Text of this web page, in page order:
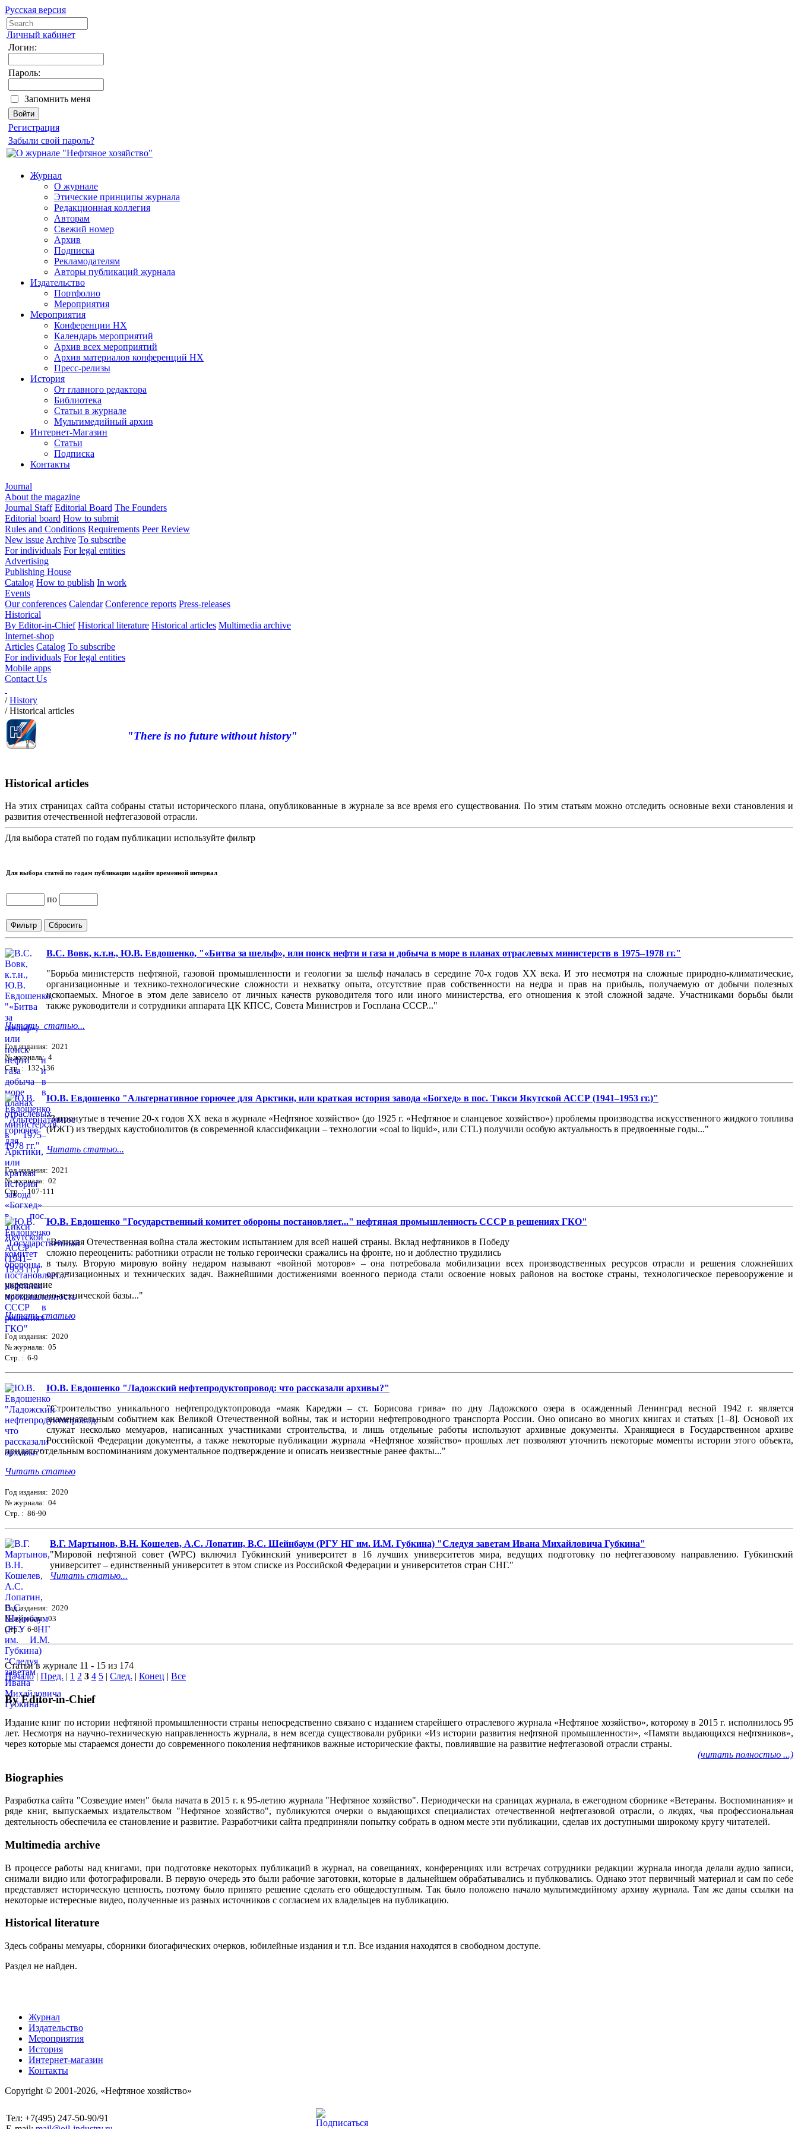
Русская версия
Личный кабинет
Логин:
Пароль:
Запомнить меня
Регистрация
Забыли свой пароль?
Журнал
О журнале
Этические принципы журнала
Редакционная коллегия
Авторам
Свежий номер
Архив
Подписка
Рекламодателям
Авторы публикаций журнала
Издательство
Портфолио
Мероприятия
Мероприятия
Конференции НХ
Календарь мероприятий
Архив всех мероприятий
Архив материалов конференций НХ
Пресс-релизы
История
От главного редактора
Библиотека
Статьи в журнале
Мультимедийный архив
Интернет-Магазин
Статьи
Подписка
Контакты
Journal
About the magazine
Journal Staff Editorial Board The Founders
Editorial board How to submit
Rules and Conditions Requirements Peer Review
New issue Archive To subscribe
For individuals For legal entities
Advertising
Publishing House
Catalog How to publish In work
Events
Our conferences Calendar Conference reports Press-releases
Historical
By Editor-in-Chief Historical literature Historical articles Multimedia archive
Internet-shop
Articles Catalog To subscribe
For individuals For legal entities
Mobile apps
Contact Us
/History
/Historical articles
"There is no future without history"
Historical articles
На этих страницах сайта собраны статьи исторического плана, опубликованные в журнале за все время его существования. По этим статьям можно отследить основные вехи становления и
развития отечественной нефтегазовой отрасли.
Для выбора статей по годам публикации используйте фильтр
Для выбора статей по годам публикации задайте временной интервал
по
В.С. Вовк, к.т.н., Ю.В. Евдошенко, "«Битва за шельф», или поиск нефти и газа и добыча в море в планах отраслевых министерств в 1975–1978 гг."
"Борьба министерств нефтяной, газовой промышленности и геологии за шельф началась в середине 70-х годов XX века. И это несмотря на сложные природно-климатические,
организационные и технико-технологические сложности и нехватку опыта, отсутствие прав собственности на недра и прав на прибыль, получаемую от добычи полезных
ископаемых. Многое в этом деле зависело от личных качеств руководителя того или иного министерства, его отношения к этой сложной задаче. Участниками борьбы были
также руководители и сотрудники аппарата ЦК КПСС, Совета Министров и Госплана СССР..."
Читать статью...
Год издания: 2021
№ журнала: 4
Стр. : 132-136
Ю.В. Евдошенко "Альтернативное горючее для Арктики, или краткая история завода «Богхед» в пос. Тикси Якутской АССР (1941–1953 гг.)"
"Затронутые в течение 20-х годов XX века в журнале «Нефтяное хозяйство» (до 1925 г. «Нефтяное и сланцевое хозяйство») проблемы производства искусственного жидкого топлива
(ИЖТ) из твердых каустобиолитов (в современной классификации – технологии «coal to liquid», или CTL) получили особую актуальность в предвоенные годы..."
Читать статью...
Год издания: 2021
№ журнала: 02
Стр. : 107-111
Ю.В. Евдошенко "Государственный комитет обороны постановляет..." нефтяная промышленность СССР в решениях ГКО"
"Великая Отечественная война стала жестоким испытанием для всей нашей страны. Вклад нефтяников в Победу
сложно переоценить: работники отрасли не только героически сражались на фронте, но и доблестно трудились
в тылу. Вторую мировую войну недаром называют «войной моторов» – она потребовала мобилизации всех производственных ресурсов отрасли и решения сложнейших
организационных и технических задач. Важнейшими достижениями военного периода стали освоение новых районов на востоке страны, технологическое перевооружение и
укрепление
материально-технической базы..."
Читать статью
Год издания: 2020
№ журнала: 05
Стр. : 6-9
Ю.В. Евдошенко "Ладожский нефтепродуктопровод: что рассказали архивы?"
"Строительство уникального нефтепродуктопровода «маяк Кареджи – ст. Борисова грива» по дну Ладожского озера в осажденный Ленинград весной 1942 г. является
знаменательным событием как Великой Отечественной войны, так и истории нефтепроводного транспорта России. Оно описано во многих книгах и статьях [1–8]. Основой их
служат несколько мемуаров, написанных участниками строительства, и лишь отдельные работы используют архивные документы. Хранящиеся в Государственном архиве
Российской Федерации документы, а также некоторые публикации журнала «Нефтяное хозяйство» прошлых лет позволяют уточнить некоторые моменты истории этого объекта,
придать отдельным воспоминаниям документальное подтверждение и описать неизвестные ранее факты..."
Читать статью
Год издания: 2020
№ журнала: 04
Стр. : 86-90
В.Г. Мартынов, В.Н. Кошелев, А.С. Лопатин, В.С. Шейнбаум (РГУ НГ им. И.М. Губкина) "Следуя заветам Ивана Михайловича Губкина"
"Мировой нефтяной совет (WPC) включил Губкинский университет в 16 лучших университетов мира, ведущих подготовку по нефтегазовому направлению. Губкинский
университет – единственный университет в этом списке из Российской Федерации и университетов стран СНГ."
Читать статью...
Год издания: 2020
№ журнала: 03
Стр. : 6-8
Статьи в журнале 11 - 15 из 174
Начало| Пред. | 1 2 3 4 5 | След. | Конец | Все
By Editor-in-Chief
Издание книг по истории нефтяной промышленности страны непосредственно связано с изданием старейшего отраслевого журнала «Нефтяное хозяйство», которому в 2015 г. исполнилось 95
лет. Несмотря на научно-техническую направленность журнала, в нем всегда существовали рубрики «Из истории развития нефтяной промышленности», «Памяти выдающихся нефтяников»,
через которые мы стараемся донести до современного поколения нефтяников важные исторические факты, повлиявшие на развитие нефтегазовой отрасли страны.
(читать полностью ...)
Biographies
Разработка сайта "Созвездие имен" была начата в 2015 г. к 95-летию журнала "Нефтяное хозяйство". Периодически на сраницах журнала, в ежегодном сборнике «Ветераны. Воспоминания» и
ряде книг, выпускаемых издательством "Нефтяное хозяйство", публикуются очерки о выдающихся специалистах отечественной нефтегазовой отрасли, о людях, чья профессиональная
деятельность обеспечила ее становление и развитие. Разработчики сайта предприняли попытку собрать в одном месте эти публикации, сделав их доступными широкому кругу читателей.
Multimedia archive
В процессе работы над книгами, при подготовке некоторых публикаций в журнал, на совещаниях, конференциях или встречах сотрудники редакции журнала иногда делали аудио записи,
снимали видио или фотографировали. В первую очередь это были рабочие заготовки, которые в дальнейшем обрабатывались и публковались. Однако этот первичный материал и сам по себе
представляет историческую ценность, поэтому было принято решение сделать его общедоступным. Так было положено начало мультимедийному архиву журнала. Там же даны ссылки на
некоторые истересные видео, полученные из разных источников с согласием их владельцев на публикацию.
Historical literature
Здесь собраны мемуары, сборники биогафических очерков, юбилейные издания и т.п. Все издания находятся в свободном доступе.
Раздел не найден.
Журнал
Издательство
Мероприятия
История
Интернет-магазин
Контакты
Copyright © 2001-2026, «Нефтяное хозяйство»
Тел: +7(495) 247-50-90/91